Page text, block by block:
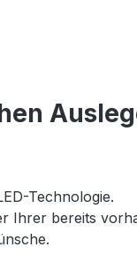
Technologie.
Ihrer bereits